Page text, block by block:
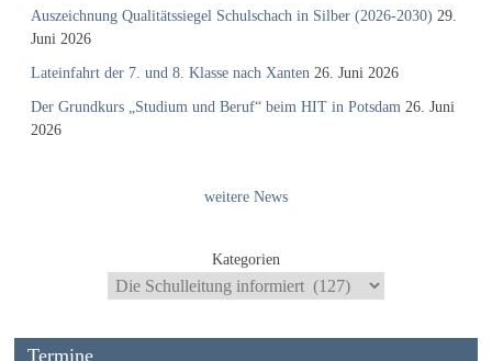
Auszeichnung Qualitätssiegel Schulschach in Silber (2026-2030) 29.
Juni 2026
Lateinfahrt der 7. und 8. Klasse nach Xanten 26. Juni 2026
Der Grundkurs „Studium und Beruf“ beim HIT in Potsdam 26. Juni
2026
weitere News
Kategorien
Termine